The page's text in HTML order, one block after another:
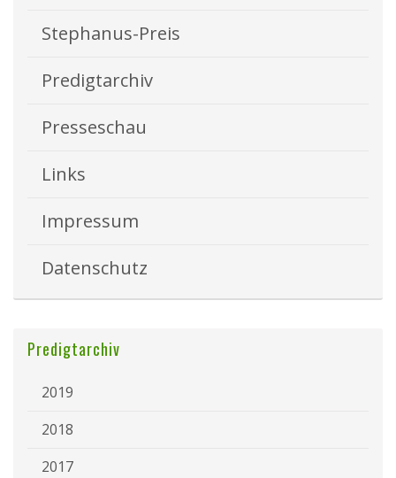
Stephanus-Preis
Predigtarchiv
Presseschau
Links
Impressum
Datenschutz
Predigtarchiv
2019
2018
2017